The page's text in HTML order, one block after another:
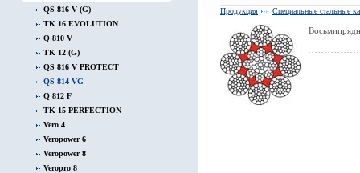
QS 816 V (G)
TK 16 EVOLUTION
Q 810 V
TK 12 (G)
QS 816 V PROTECT
QS 814 VG
Q 812 F
TK 15 PERFECTION
Vero 4
Veropower 6
Veropower 8
Veropro 8
Продукция Специальные стальные